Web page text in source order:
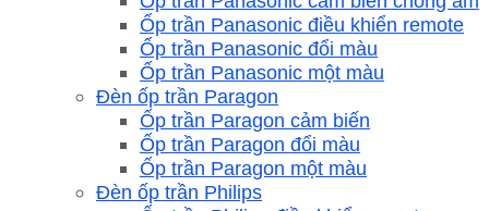
Ốp trần Panasonic điều khiển remote
Ốp trần Panasonic đổi màu
Ốp trần Panasonic một màu
Đèn ốp trần Paragon
Ốp trần Paragon cảm biến
Ốp trần Paragon đổi màu
Ốp trần Paragon một màu
Đèn ốp trần Philips